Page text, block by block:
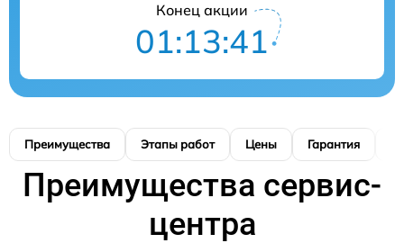
Конец акции
01:13:39
Преимущества Этапы работ Цены Гарантия
Преимущества сервис-
центра